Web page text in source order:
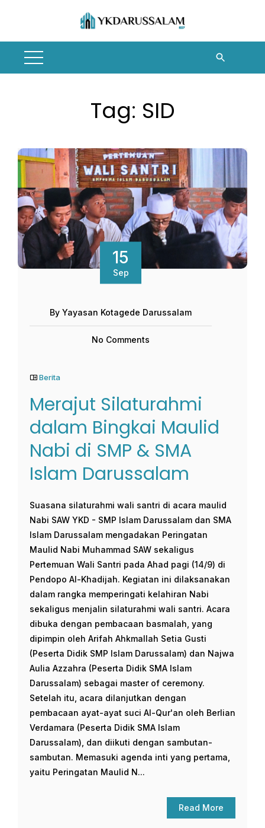
Tag: SID
15
Sep
By Yayasan Kotagede Darussalam
No Comments
Berita
Merajut Silaturahmi
dalam Bingkai Maulid
Nabi di SMP & SMA
Islam Darussalam
Suasana silaturahmi wali santri di acara maulid
Nabi SAW YKD - SMP Islam Darussalam dan SMA
Islam Darussalam mengadakan Peringatan
Maulid Nabi Muhammad SAW sekaligus
Pertemuan Wali Santri pada Ahad pagi (14/9) di
Pendopo Al-Khadijah. Kegiatan ini dilaksanakan
dalam rangka memperingati kelahiran Nabi
sekaligus menjalin silaturahmi wali santri. Acara
dibuka dengan pembacaan basmalah, yang
dipimpin oleh Arifah Ahkmallah Setia Gusti
(Peserta Didik SMP Islam Darussalam) dan Najwa
Aulia Azzahra (Peserta Didik SMA Islam
Darussalam) sebagai master of ceremony.
Setelah itu, acara dilanjutkan dengan
pembacaan ayat-ayat suci Al-Qur'an oleh Berlian
Verdamara (Peserta Didik SMA Islam
Darussalam), dan diikuti dengan sambutan-
sambutan. Memasuki agenda inti yang pertama,
yaitu Peringatan Maulid N...
Read More